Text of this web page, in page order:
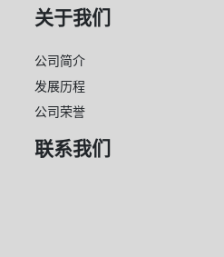
关于我们
公司简介
发展历程
公司荣誉
联系我们